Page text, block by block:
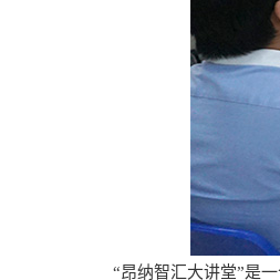
“昂纳智汇大讲堂”是